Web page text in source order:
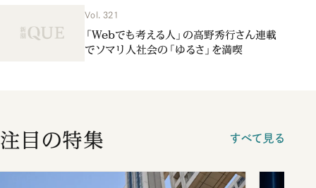
Vol. 321
「Webでも考える人」の高野秀行さん連載
でソマリ人社会の「ゆるさ」を満喫
注目の特集 すべて見る